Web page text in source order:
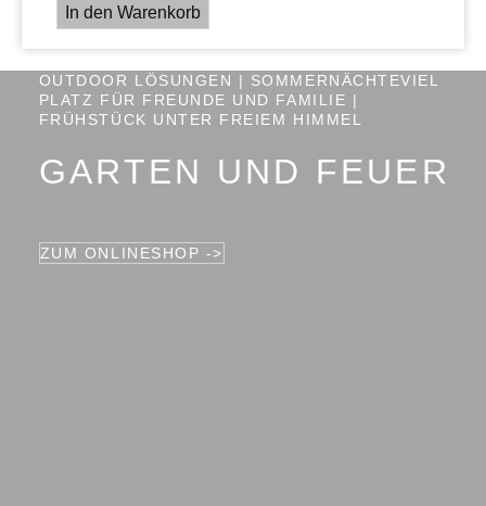
In den Warenkorb
OUTDOOR LÖSUNGEN | SOMMERNÄCHTEVIEL
PLATZ FÜR FREUNDE UND FAMILIE |
FRÜHSTÜCK UNTER FREIEM HIMMEL
GARTEN UND FEUER
ZUM ONLINESHOP ->